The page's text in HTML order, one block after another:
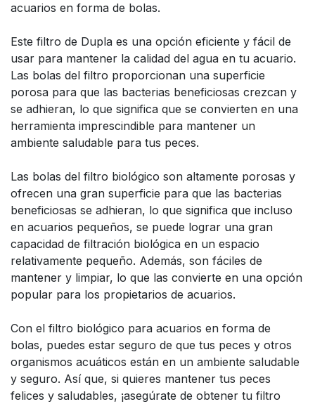
acuarios en forma de bolas.
Este filtro de Dupla es una opción eficiente y fácil de
usar para mantener la calidad del agua en tu acuario.
Las bolas del filtro proporcionan una superficie
porosa para que las bacterias beneficiosas crezcan y
se adhieran, lo que significa que se convierten en una
herramienta imprescindible para mantener un
ambiente saludable para tus peces.
Las bolas del filtro biológico son altamente porosas y
ofrecen una gran superficie para que las bacterias
beneficiosas se adhieran, lo que significa que incluso
en acuarios pequeños, se puede lograr una gran
capacidad de filtración biológica en un espacio
relativamente pequeño. Además, son fáciles de
mantener y limpiar, lo que las convierte en una opción
popular para los propietarios de acuarios.
Con el filtro biológico para acuarios en forma de
bolas, puedes estar seguro de que tus peces y otros
organismos acuáticos están en un ambiente saludable
y seguro. Así que, si quieres mantener tus peces
felices y saludables, ¡asegúrate de obtener tu filtro